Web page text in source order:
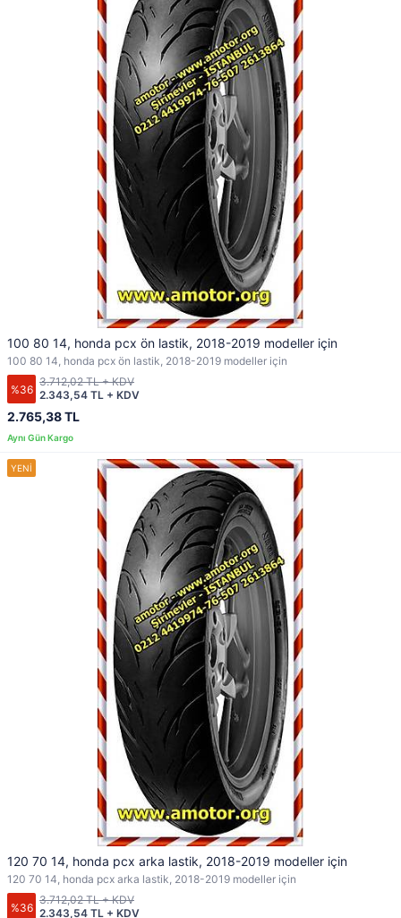
100 80 14, honda pcx ön lastik, 2018-2019 modeller için
100 80 14, honda pcx ön lastik, 2018-2019 modeller için
%36
2.765,38 TL
2.343,54 TL + KDV
3.712,02 TL + KDV
120 70 14, honda pcx arka lastik, 2018-2019 modeller için
120 70 14, honda pcx arka lastik, 2018-2019 modeller için
%36 2.343,54 TL + KDV
3.712,02 TL + KDV